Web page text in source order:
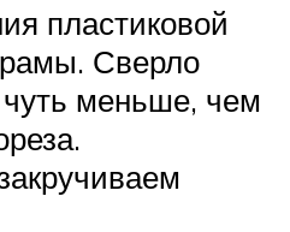
пластиковой
Сверло
меньше, чем